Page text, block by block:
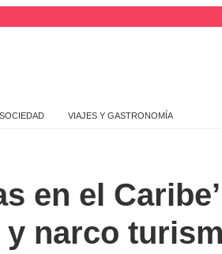
SOCIEDAD VIAJES Y GASTRONOMÍA
en el
narco